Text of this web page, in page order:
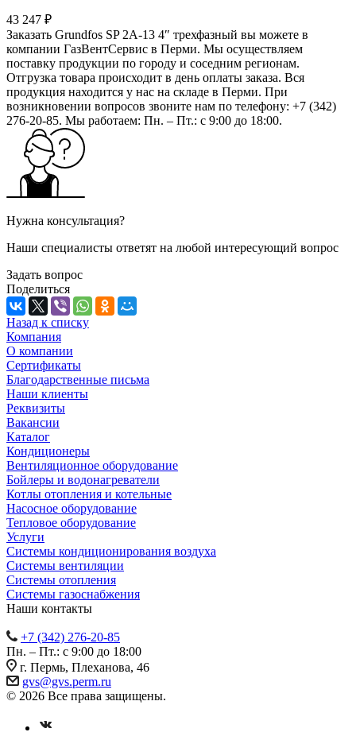
43 247 ₽
Заказать Grundfos SP 2A-13 4″ трехфазный вы можете в
компании ГазВентСервис в Перми. Мы осуществляем
поставку продукции по городу и соседним регионам.
Отгрузка товара происходит в день оплаты заказа. Вся
продукция находится у нас на складе в Перми. При
возникновении вопросов звоните нам по телефону: +7 (342)
276-20-85. Мы работаем: Пн. – Пт.: с 9:00 до 18:00.
Нужна консультация?
Наши специалисты ответят на любой интересующий вопрос
Задать вопрос
Поделиться
Назад к списку
Компания
О компании
Сертификаты
Благодарственные письма
Наши клиенты
Реквизиты
Вакансии
Каталог
Кондиционеры
Вентиляционное оборудование
Бойлеры и водонагреватели
Котлы отопления и котельные
Насосное оборудование
Тепловое оборудование
Услуги
Системы кондиционирования воздуха
Системы вентиляции
Системы отопления
Системы газоснабжения
Наши контакты
+7 (342) 276-20-85
Пн. – Пт.: с 9:00 до 18:00
г. Пермь, Плеханова, 46
gvs@gvs.perm.ru
© 2026 Все права защищены.